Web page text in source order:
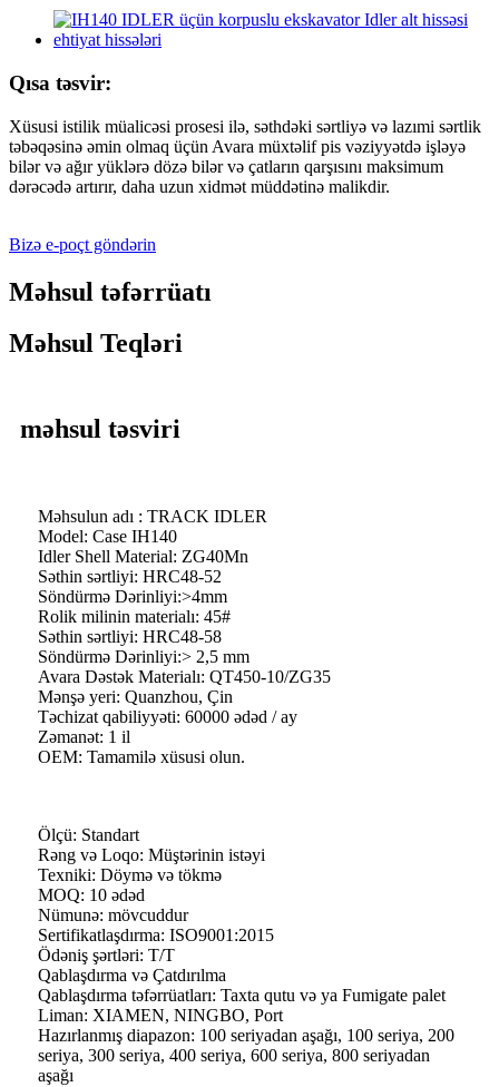
Qısa təsvir:
Xüsusi istilik müalicəsi prosesi ilə, səthdəki sərtliyə və lazımi sərtlik
təbəqəsinə əmin olmaq üçün Avara müxtəlif pis vəziyyətdə işləyə
bilər və ağır yüklərə dözə bilər və çatların qarşısını maksimum
dərəcədə artırır, daha uzun xidmət müddətinə malikdir.
Bizə e-poçt göndərin
Məhsul təfərrüatı
Məhsul Teqləri
məhsul təsviri
Məhsulun adı : TRACK IDLER
Model: Case IH140
Idler Shell Material: ZG40Mn
Səthin sərtliyi: HRC48-52
Söndürmə Dərinliyi:>4mm
Rolik milinin materialı: 45#
Səthin sərtliyi: HRC48-58
Söndürmə Dərinliyi:> 2,5 mm
Avara Dəstək Materialı: QT450-10/ZG35
Mənşə yeri: Quanzhou, Çin
Təchizat qabiliyyəti: 60000 ədəd / ay
Zəmanət: 1 il
OEM: Tamamilə xüsusi olun.
Ölçü: Standart
Rəng və Loqo: Müştərinin istəyi
Texniki: Döymə və tökmə
MOQ: 10 ədəd
Nümunə: mövcuddur
Sertifikatlaşdırma: ISO9001:2015
Ödəniş şərtləri: T/T
Qablaşdırma və Çatdırılma
Qablaşdırma təfərrüatları: Taxta qutu və ya Fumigate palet
Liman: XIAMEN, NINGBO, Port
Hazırlanmış diapazon: 100 seriyadan aşağı, 100 seriya, 200
seriya, 300 seriya, 400 seriya, 600 seriya, 800 seriyadan
aşağı